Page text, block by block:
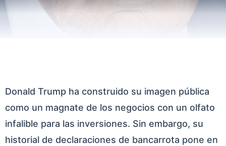
Donald Trump ha construido su imagen pública
como un magnate de los negocios con un olfato
infalible para las inversiones. Sin embargo, su
historial de declaraciones de bancarrota pone en